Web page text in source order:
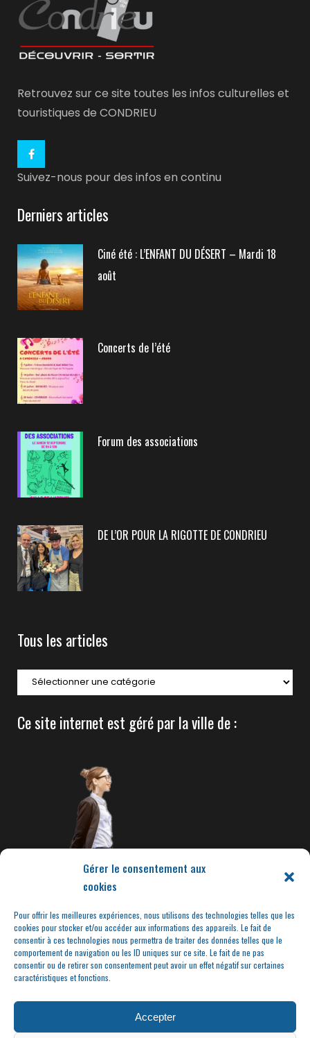
Gérer le consentement aux
cookies
Pour offrir les meilleures expériences, nous utilisons des technologies telles que les
cookies pour stocker et/ou accéder aux informations des appareils. Le fait de
consentir à ces technologies nous permettra de traiter des données telles que le
comportement de navigation ou les ID uniques sur ce site. Le fait de ne pas
consentir ou de retirer son consentement peut avoir un effet négatif sur certaines
caractéristiques et fonctions.
Accepter
Retrouvez sur ce site toutes les infos culturelles et
touristiques de CONDRIEU
Suivez-nous pour des infos en continu
Derniers articles
Ciné été : L’ENFANT DU DÉSERT – Mardi 18
août
Concerts de l’été
Forum des associations
DE L’OR POUR LA RIGOTTE DE CONDRIEU
Tous les articles
Ce site internet est géré par la ville de :